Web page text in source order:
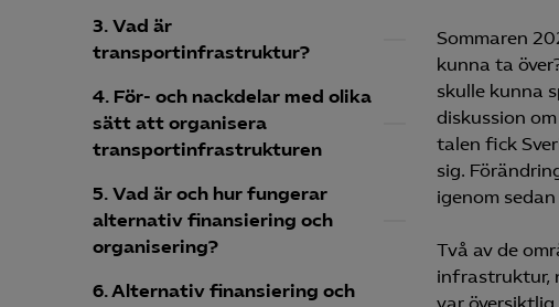
3. Vad är
transportinfrastruktur?
4. För- och nackdelar med olika
sätt att organisera
transportinfrastrukturen
5. Vad är och hur fungerar
alternativ finansiering och
organisering?
6. Alternativ finansiering och
Sommaren
kunna ta
skulle kunna
diskussion
talen fick
sig.
igenom sedan
Två av de
infrastruktur,